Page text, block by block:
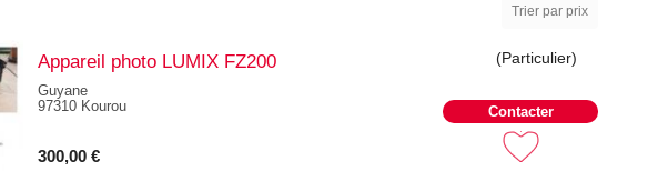
Trier par prix
Appareil photo LUMIX FZ200
Guyane
97310 Kourou
300,00 €
(Particulier)
Contacter